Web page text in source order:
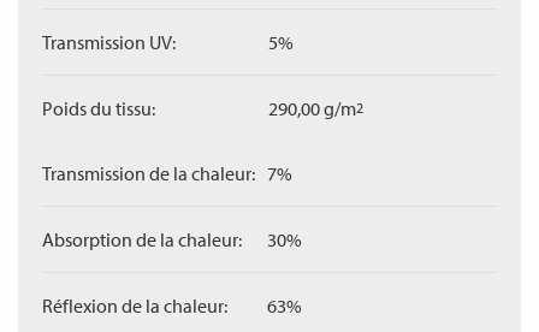
Transmission UV: 5%
Poids du tissu: 290,00 g/m2
Transmission de la chaleur: 7%
Absorption de la chaleur: 30%
Réflexion de la chaleur: 63%